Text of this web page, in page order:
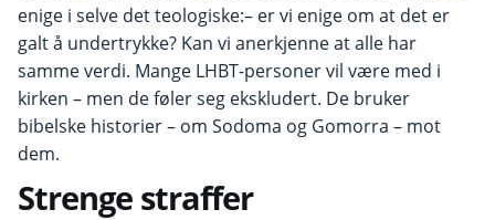
enige i selve det teologiske:– er vi enige om at det er
galt å undertrykke? Kan vi anerkjenne at alle har
samme verdi. Mange LHBT-personer vil være med i
kirken – men de føler seg ekskludert. De bruker
bibelske historier – om Sodoma og Gomorra – mot
dem.
Strenge straffer